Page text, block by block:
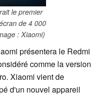
le premier
de 4 000
: Xiaomi)
présentera le Redmi
comme la version
Xiaomi vient de
d'un nouvel appareil